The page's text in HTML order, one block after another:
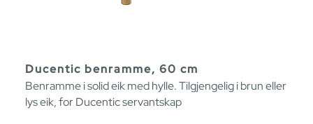
Ducentic benramme, 60 cm
Benramme i solid eik med hylle. Tilgjengelig i brun eller
lys eik, for Ducentic servantskap